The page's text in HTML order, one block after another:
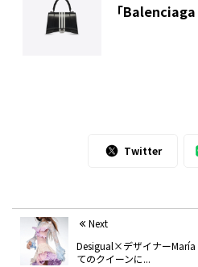
「
Twitter
Next
Desigual×デザイナーMaría
てのクイーンに...